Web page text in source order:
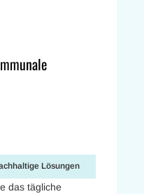
Lösungen
das tägliche